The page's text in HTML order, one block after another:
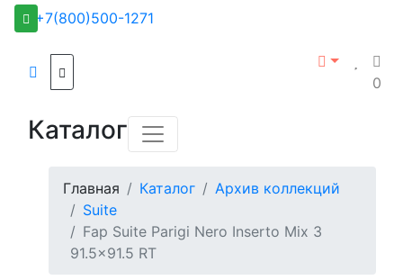
+7(800)500-1271
0
Каталог
Главная Каталог
Архив коллекций
Suite
Fap Suite Parigi Nero Inserto Mix 3
91.5x91.5 RT